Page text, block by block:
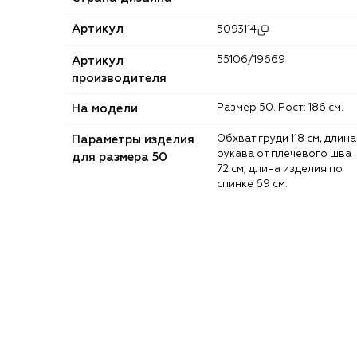
Артикул 5093114
Артикул
производителя
55106/19669
На модели Размер 50. Рост: 186 см.
Параметры изделия
для размера 50
Обхват груди 118 см, длина
рукава от плечевого шва
72 см, длина изделия по
спинке 69 см.